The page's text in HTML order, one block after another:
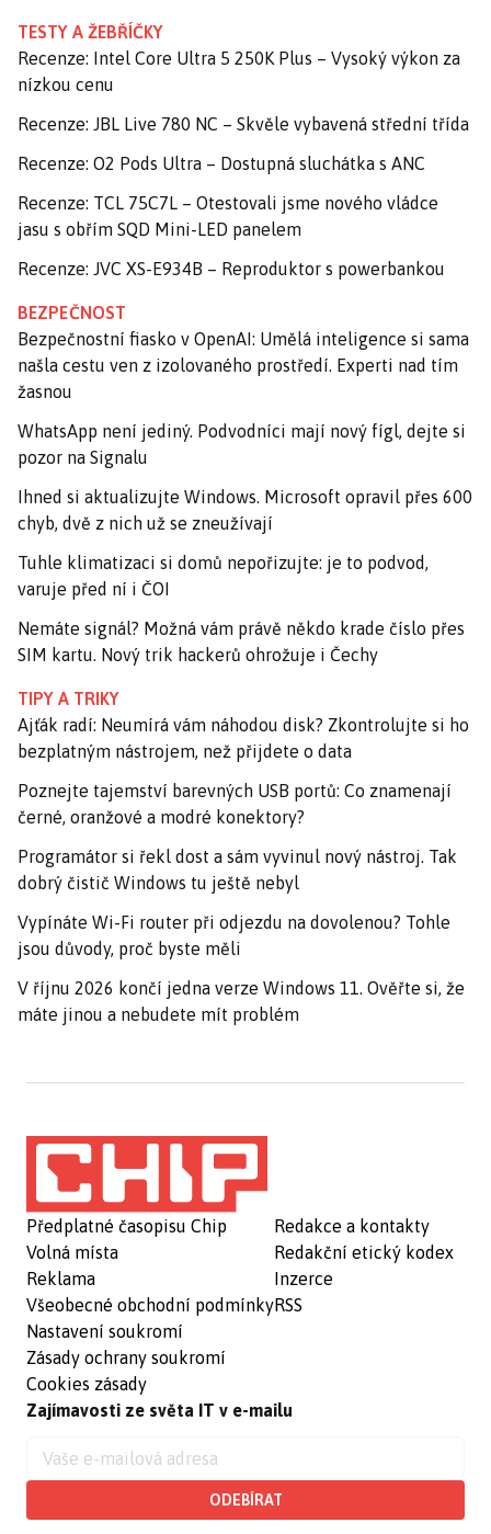
TESTY A ŽEBŘÍČKY
Recenze: Intel Core Ultra 5 250K Plus – Vysoký výkon za
nízkou cenu
Recenze: JBL Live 780 NC – Skvěle vybavená střední třída
Recenze: O2 Pods Ultra – Dostupná sluchátka s ANC
Recenze: TCL 75C7L – Otestovali jsme nového vládce
jasu s obřím SQD Mini-LED panelem
Recenze: JVC XS-E934B – Reproduktor s powerbankou
BEZPEČNOST
Bezpečnostní fiasko v OpenAI: Umělá inteligence si sama
našla cestu ven z izolovaného prostředí. Experti nad tím
žasnou
WhatsApp není jediný. Podvodníci mají nový fígl, dejte si
pozor na Signalu
Ihned si aktualizujte Windows. Microsoft opravil přes 600
chyb, dvě z nich už se zneužívají
Tuhle klimatizaci si domů nepořizujte: je to podvod,
varuje před ní i ČOI
Nemáte signál? Možná vám právě někdo krade číslo přes
SIM kartu. Nový trik hackerů ohrožuje i Čechy
TIPY A TRIKY
Ajťák radí: Neumírá vám náhodou disk? Zkontrolujte si ho
bezplatným nástrojem, než přijdete o data
Poznejte tajemství barevných USB portů: Co znamenají
černé, oranžové a modré konektory?
Programátor si řekl dost a sám vyvinul nový nástroj. Tak
dobrý čistič Windows tu ještě nebyl
Vypínáte Wi-Fi router při odjezdu na dovolenou? Tohle
jsou důvody, proč byste měli
V říjnu 2026 končí jedna verze Windows 11. Ověřte si, že
máte jinou a nebudete mít problém
Předplatné časopisu Chip
Volná místa
Reklama
Všeobecné obchodní podmínky
Nastavení soukromí
Zásady ochrany soukromí
Cookies zásady
Redakce a kontakty
Redakční etický kodex
Inzerce
RSS
Zajímavosti ze světa IT v e-mailu
ODEBÍRAT